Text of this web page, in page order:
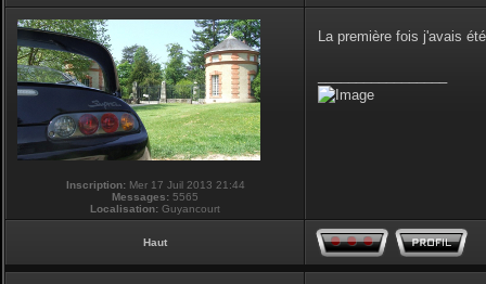
Inscription:Mer 17 Juil 2013 21:44
Messages: 5565
Localisation: Guyancourt
La première fois j'avais
Haut